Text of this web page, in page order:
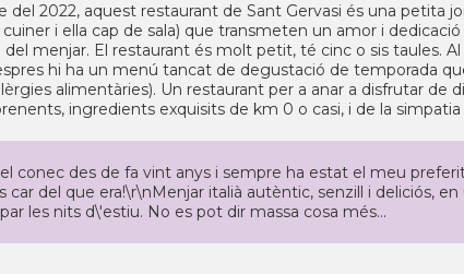
del 2022, aquest restaurant de Sant Gervasi és una petita
i ella cap de sala) que transmeten un amor i
del menjar. El restaurant és molt petit, té cinc o sis taules.
hi ha un menú tancat de degustació de temporada
alimentàries). Un restaurant per a anar a disfrutar de
ingredients exquisits de km 0 o casi, i de la simpatia
conec des de fa vint anys i sempre ha estat el meu
del que era!\r\nMenjar italià autèntic, senzill i deliciós,
les nits d\'estiu. No es pot dir massa cosa més...